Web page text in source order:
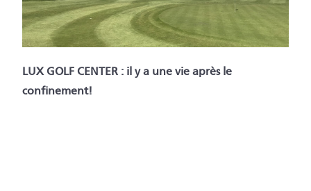
LUX GOLF CENTER : il y a une vie après le
confinement!